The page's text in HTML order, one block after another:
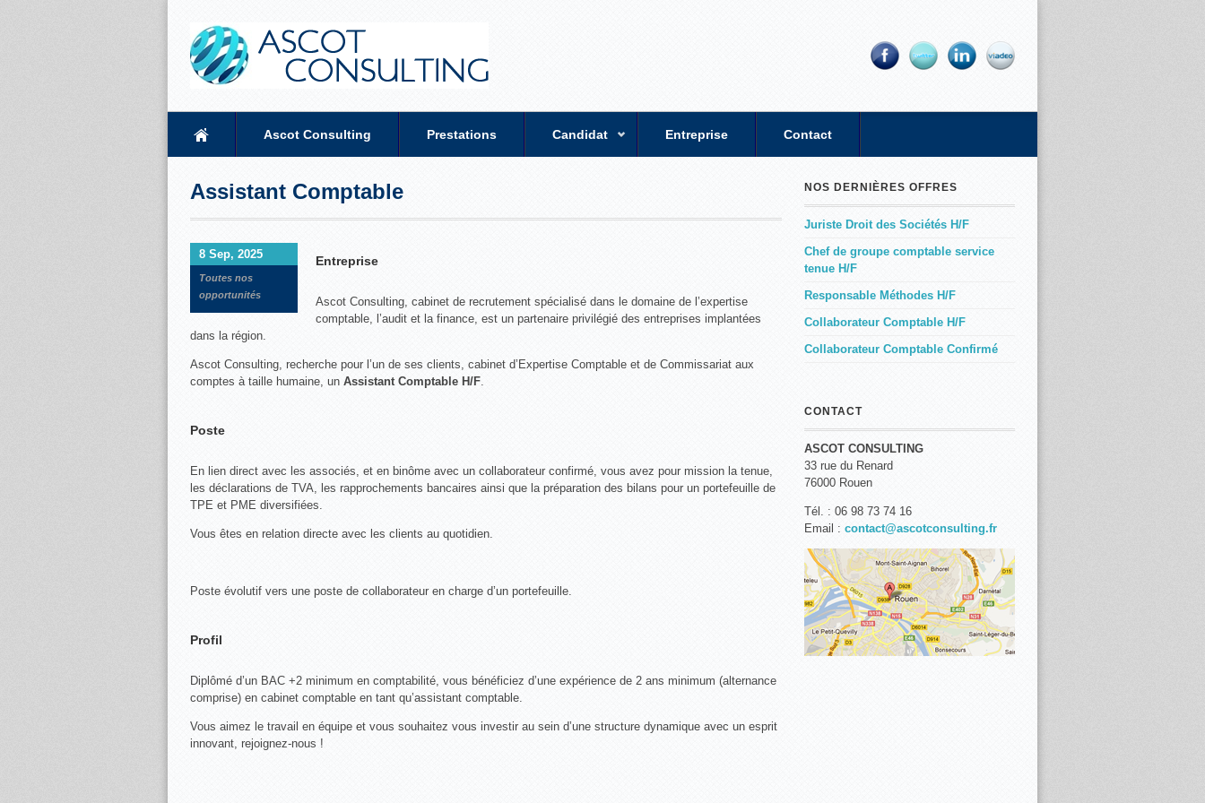
Ascot Consulting Prestations Candidat Entreprise Contact
Assistant Comptable
8 Sep, 2025
Toutes nos
opportunités
Entreprise
Ascot Consulting, cabinet de recrutement spécialisé dans le domaine de l’expertise
comptable, l’audit et la finance, est un partenaire privilégié des entreprises implantées
dans la région.
Ascot Consulting, recherche pour l’un de ses clients, cabinet d’Expertise Comptable et de Commissariat aux
comptes à taille humaine, un Assistant Comptable H/F.
Poste
En lien direct avec les associés, et en binôme avec un collaborateur confirmé, vous avez pour mission la tenue,
les déclarations de TVA, les rapprochements bancaires ainsi que la préparation des bilans pour un portefeuille de
TPE et PME diversifiées.
Vous êtes en relation directe avec les clients au quotidien.
Poste évolutif vers une poste de collaborateur en charge d’un portefeuille.
Profil
Diplômé d’un BAC +2 minimum en comptabilité, vous bénéficiez d’une expérience de 2 ans minimum (alternance
comprise) en cabinet comptable en tant qu’assistant comptable.
Vous aimez le travail en équipe et vous souhaitez vous investir au sein d’une structure dynamique avec un esprit
innovant, rejoignez-nous !
NOS DERNIÈRES OFFRES
Juriste Droit des Sociétés H/F
Chef de groupe comptable service
tenue H/F
Responsable Méthodes H/F
Collaborateur Comptable H/F
Collaborateur Comptable Confirmé
CONTACT
ASCOT CONSULTING
33 rue du Renard
76000 Rouen
Tél. : 06 98 73 74 16
Email : contact@ascotconsulting.fr